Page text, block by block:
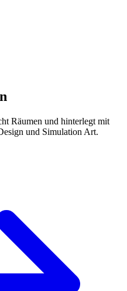
Räumen und hinterlegt mit
und Simulation Art.